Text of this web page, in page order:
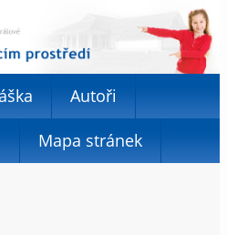
Autoři
Mapa stránek